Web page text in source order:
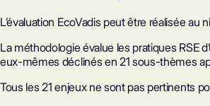
L’évaluation EcoVadis peut être réalisée au
La méthodologie évalue les pratiques RSE
eux-mêmes déclinés en 21 sous-thèmes
Tous les 21 enjeux ne sont pas pertinents